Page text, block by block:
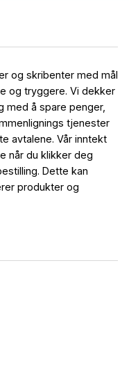
og skribenter med mål
og tryggere. Vi dekker
med å spare penger,
tjenester
avtalene. Vår inntekt
når du klikker deg
Dette kan
produkter og